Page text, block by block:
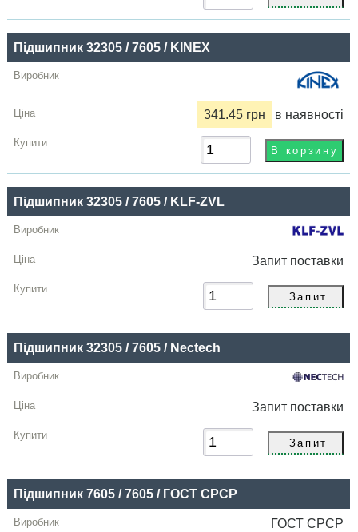
Підшипник 32305 / 7605 / KINEX
341.45 грн в наявності
Підшипник 32305 / 7605 / KLF-ZVL
Запит поставки
Підшипник 32305 / 7605 / Nectech
Запит поставки
Підшипник 7605 / 7605 / ГОСТ СРСР
ГОСТ СРСР